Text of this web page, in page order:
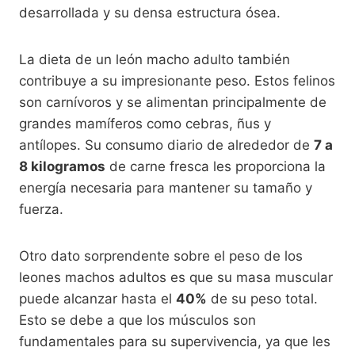
desarrollada y su densa estructura ósea.
La dieta de un león macho adulto también
contribuye a su impresionante peso. Estos felinos
son carnívoros y se alimentan principalmente de
grandes mamíferos como cebras, ñus y
antílopes. Su consumo diario de alrededor de 7 a
8 kilogramos de carne fresca les proporciona la
energía necesaria para mantener su tamaño y
fuerza.
Otro dato sorprendente sobre el peso de los
leones machos adultos es que su masa muscular
puede alcanzar hasta el 40% de su peso total.
Esto se debe a que los músculos son
fundamentales para su supervivencia, ya que les